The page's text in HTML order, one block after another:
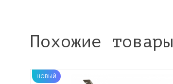
Похожие товары
НОВЫЙ